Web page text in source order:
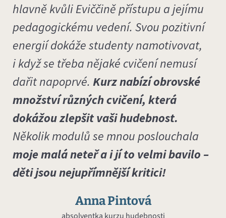
hlavně kvůli Eviččině přístupu a jejímu
pedagogickému vedení. Svou pozitivní
energií dokáže studenty namotivovat,
i když se třeba nějaké cvičení nemusí
dařit napoprvé. Kurz nabízí obrovské
množství různých cvičení, která
dokážou zlepšit vaši hudebnost.
Několik modulů se mnou poslouchala
moje malá neteř a i jí to velmi bavilo –
děti jsou nejupřímnější kritici!
Anna Pintová